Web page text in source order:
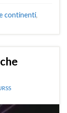
continenti,